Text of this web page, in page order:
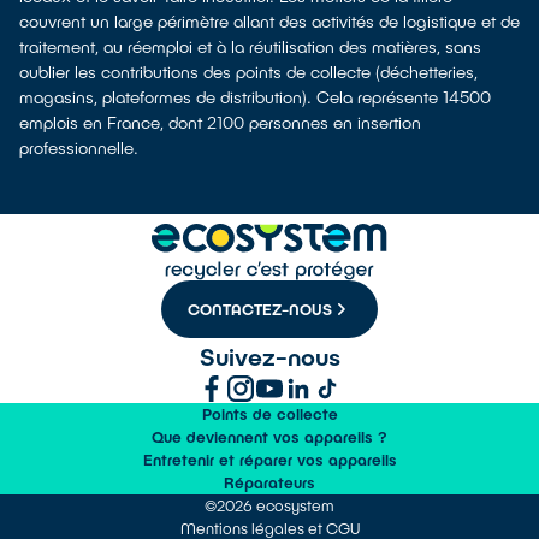
couvrent un large périmètre allant des activités de logistique et de
traitement, au réemploi et à la réutilisation des matières, sans
oublier les contributions des points de collecte (déchetteries,
magasins, plateformes de distribution). Cela représente 14500
emplois en France, dont 2100 personnes en insertion
professionnelle.
CONTACTEZ-NOUS
Suivez-nous
Points de collecte
Que deviennent vos appareils ?
Entretenir et réparer vos appareils
Réparateurs
©2026 ecosystem
Mentions légales et CGU